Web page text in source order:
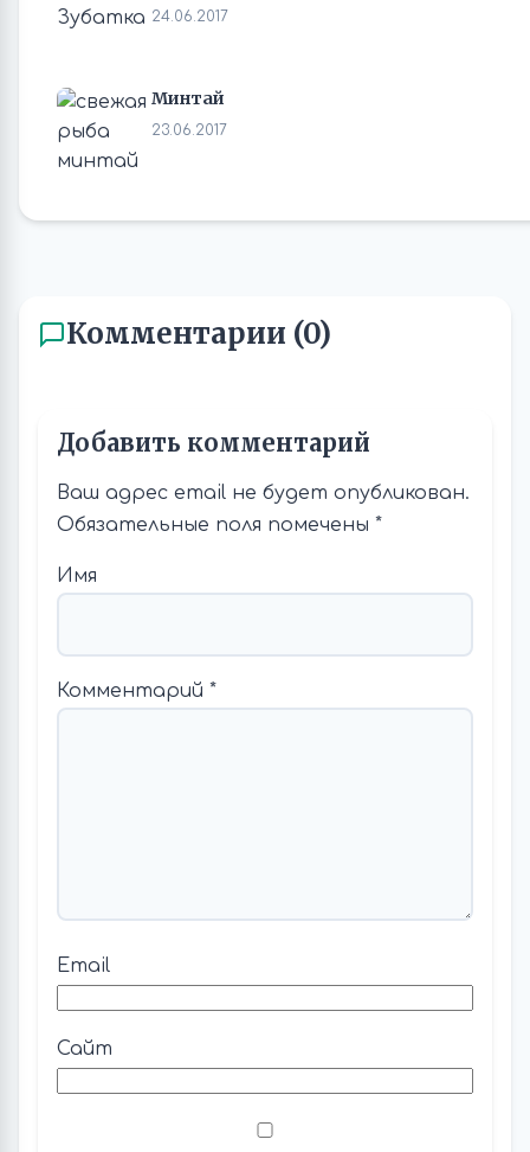
24.06.2017
Минтай
23.06.2017
Комментарии (0)
Добавить комментарий
Ваш адрес email не будет опубликован.
Обязательные поля помечены *
Имя
Комментарий *
Email
Сайт